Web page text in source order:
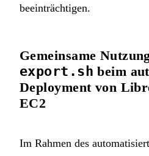
beeinträchtigen.
Gemeinsame
export.sh beim
Deployment von
EC2
Im Rahmen des